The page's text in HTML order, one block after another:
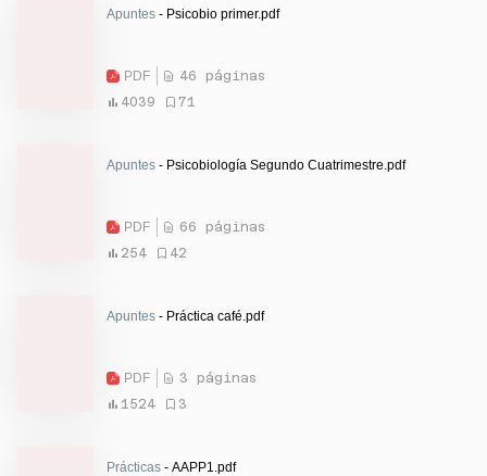
Apuntes - Psicobio primer.pdf
PDF
46 páginas
4039
71
Apuntes - Psicobiología Segundo Cuatrimestre.pdf
PDF
66 páginas
254
42
Apuntes - Práctica café.pdf
PDF
3 páginas
1524
3
Prácticas - AAPP1.pdf